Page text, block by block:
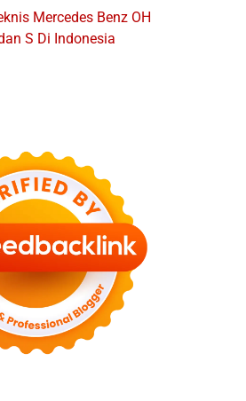
Mercedes Benz OH
S Di Indonesia